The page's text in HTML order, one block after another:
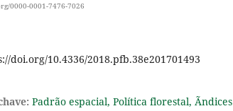
0000-0001-7476-7026
doi.org/10.4336/2018.pfb.38e201701493
Padrão espacial, Política florestal, Ãndices